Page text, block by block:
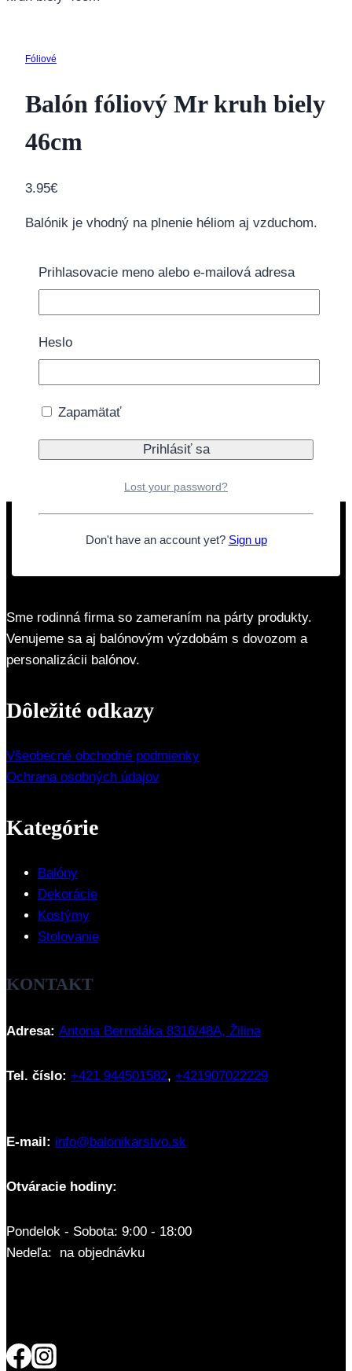
Fóliové
Balón fóliový Mr kruh biely
46cm
3.95€
Balónik je vhodný na plnenie héliom aj vzduchom.
preto odporúčame zakúpiťhéliový set. V prípade
1 na sklade
množstvo Balón fóliový Mr kruh biely 46cm
Pridať do košíka
Doprava zdarma nad 40€
Sme rodinná firma so zameraním na párty produkty.
Venujeme sa aj balónovým výzdobám s dovozom a
personalizácii balónov.
Dôležité odkazy
Všeobecné obchodné podmienky
Ochrana osobných údajov
Kategórie
Balóny
Dekorácie
Kostýmy
Stolovanie
KONTAKT
Adresa: Antona Bernoláka 8316/48A, Žilina
Tel. číslo: +421 944501582, +421907022229
E-mail: info@balonikarstvo.sk
Otváracie hodiny:
Pondelok - Sobota: 9:00 - 18:00
Nedeľa: na objednávku
Prihlasovacie meno alebo e-mailová adresa
Heslo
Zapamätať
Lost your password?
Don't have an account yet? Sign up